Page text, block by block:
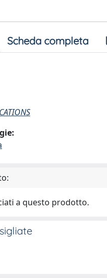
Scheda completa
a questo prodotto.